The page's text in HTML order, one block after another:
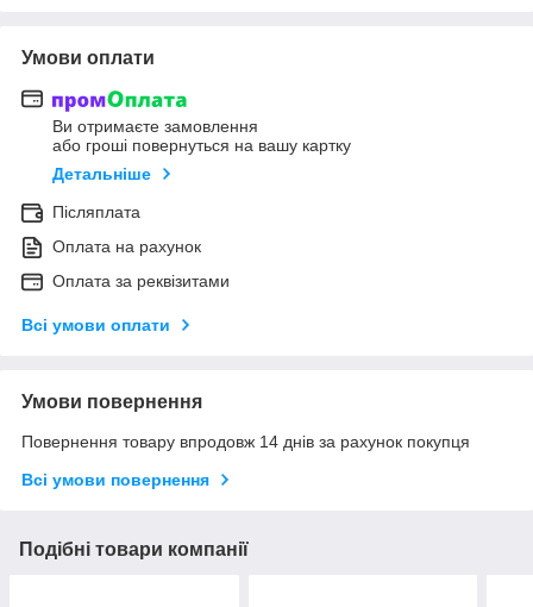
Умови оплати
Ви отримаєте замовлення
або гроші повернуться на вашу картку
Детальніше
Післяплата
Оплата на рахунок
Оплата за реквізитами
Всі умови оплати
Умови повернення
Повернення товару впродовж 14 днів за рахунок покупця
Всі умови повернення
Подібні товари компанії